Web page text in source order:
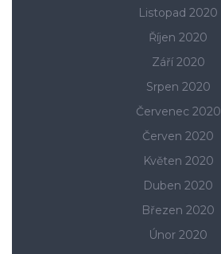
Listopad 2020
Říjen 2020
Září 2020
Srpen 2020
Červenec 2020
Červen 2020
Květen 2020
Duben 2020
Březen 2020
Únor 2020